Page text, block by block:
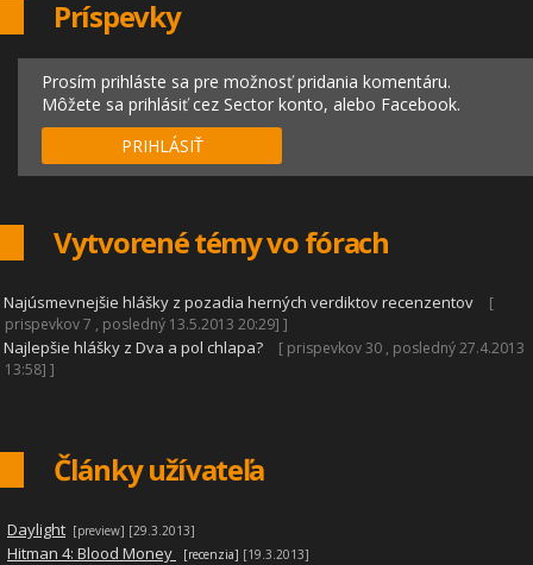
Príspevky
Prosím prihláste sa pre možnosť pridania komentáru.
Môžete sa prihlásiť cez Sector konto, alebo Facebook.
PRIHLÁSIŤ
Vytvorené témy vo fórach
Najúsmevnejšie hlášky z pozadia herných verdiktov recenzentov
[
prispevkov 7 , posledný 13.5.2013 20:29] ]
Najlepšie hlášky z Dva a pol chlapa?
[ prispevkov 30 , posledný 27.4.2013
13:58] ]
Články užívateľa
Daylight [preview] [29.3.2013]
Hitman 4: Blood Money [recenzia] [19.3.2013]